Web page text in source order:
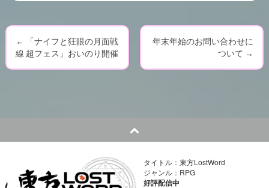
P
a
←
「ナイフと狂眼の月面戦
線 超フェス」おいのり開催
年末年始のお問い合わせに
ついて →
タイトル：東方LostWord
ジャンル：RPG
好評配信中